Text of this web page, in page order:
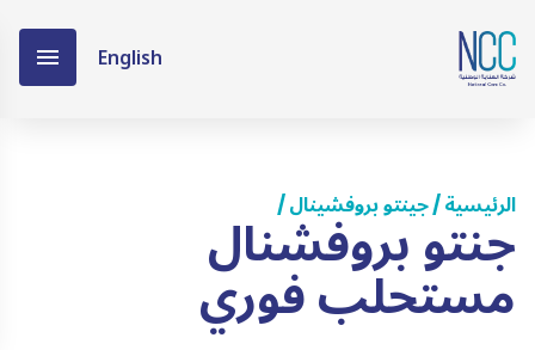
English
الرئيسية/جينتو بروفشينال/
جنتو بروفشنال
مستحلب فوري